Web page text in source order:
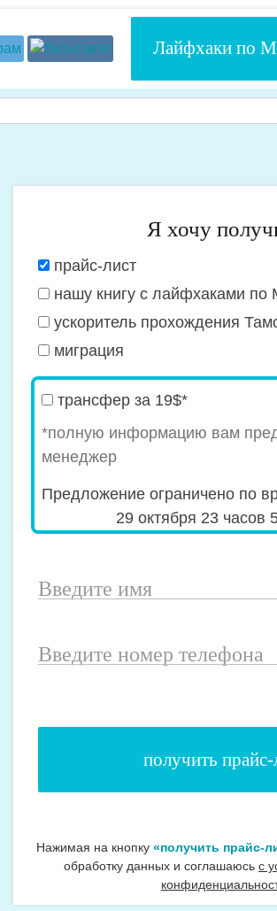
Лайфхаки по
Я хочу
Я
хочу
получить:
прайс-лист
нашу книгу с лайфхаками по
ускоритель прохождения
миграция
special_offer2
трансфер за 19$*
*полную информацию вам
менеджер
Предложение ограничено по
29 октября 23 часов
Введите
Введите
Нажимая на кнопку «получить прайс-
обработку данных и соглашаюсь с